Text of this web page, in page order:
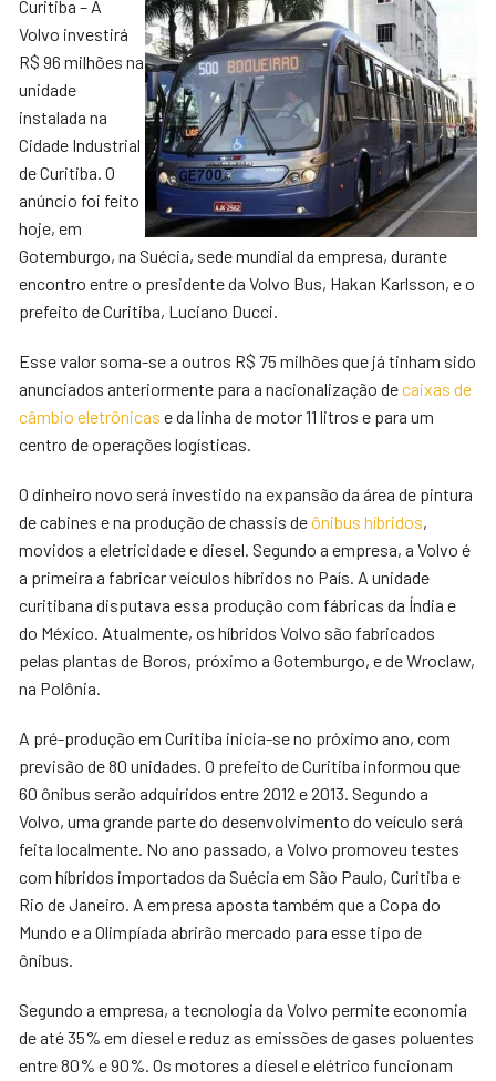
Curitiba – A
Volvo investirá
R$ 96 milhões na
unidade
instalada na
Cidade Industrial
de Curitiba. O
anúncio foi feito
hoje, em
Gotemburgo, na Suécia, sede mundial da empresa, durante
encontro entre o presidente da Volvo Bus, Hakan Karlsson, e o
prefeito de Curitiba, Luciano Ducci.
Esse valor soma-se a outros R$ 75 milhões que já tinham sido
anunciados anteriormente para a nacionalização decaixas de
câmbio eletrônicas e da linha de motor 11 litros e para um
centro de operações logísticas.
O dinheiro novo será investido na expansão da área de pintura
de cabines e na produção de chassis deônibus híbridos,
movidos a eletricidade e diesel. Segundo a empresa, a Volvo é
a primeira a fabricar veículos híbridos no País. A unidade
curitibana disputava essa produção com fábricas da Índia e
do México. Atualmente, os híbridos Volvo são fabricados
pelas plantas de Boros, próximo a Gotemburgo, e de Wroclaw,
na Polônia.
A pré-produção em Curitiba inicia-se no próximo ano, com
previsão de 80 unidades. O prefeito de Curitiba informou que
60 ônibus serão adquiridos entre 2012 e 2013. Segundo a
Volvo, uma grande parte do desenvolvimento do veículo será
feita localmente. No ano passado, a Volvo promoveu testes
com híbridos importados da Suécia em São Paulo, Curitiba e
Rio de Janeiro. A empresa aposta também que a Copa do
Mundo e a Olimpíada abrirão mercado para esse tipo de
ônibus.
Segundo a empresa, a tecnologia da Volvo permite economia
de até 35% em diesel e reduz as emissões de gases poluentes
entre 80% e 90%. Os motores a diesel e elétrico funcionam